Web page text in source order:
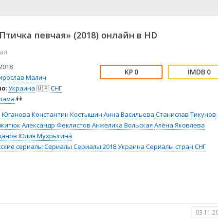
👨‍💼 Новости
🎒 Приключения
тв
😱 Ужасы
🤠 Фильм-нуар
🧝‍♂️ Фэнтези
певчая» (2018) онлайн в HD
Малич
Украина 🇺🇦СНГ
👫
0 0
Юганова Константин Костышин Анна Васильева Станислав Тикунов
Александр Феклистов Анжелика Вольская Алёна Яковлева
Юлия Мухрыгина
сериалы Сериалы Сериалы 2018Украина Сериалы стран СНГ